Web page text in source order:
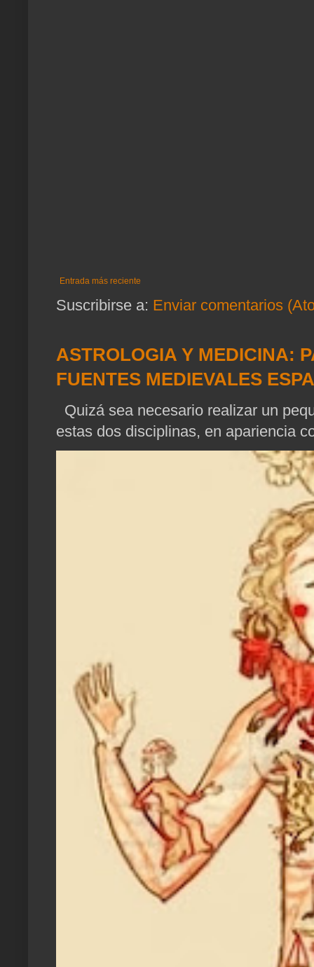
Entrada más reciente
Suscribirse a: Enviar comentarios
ASTROLOGIA Y MEDICINA:
FUENTES MEDIEVALES
Quizá sea necesario realizar un
estas dos disciplinas, en apariencia